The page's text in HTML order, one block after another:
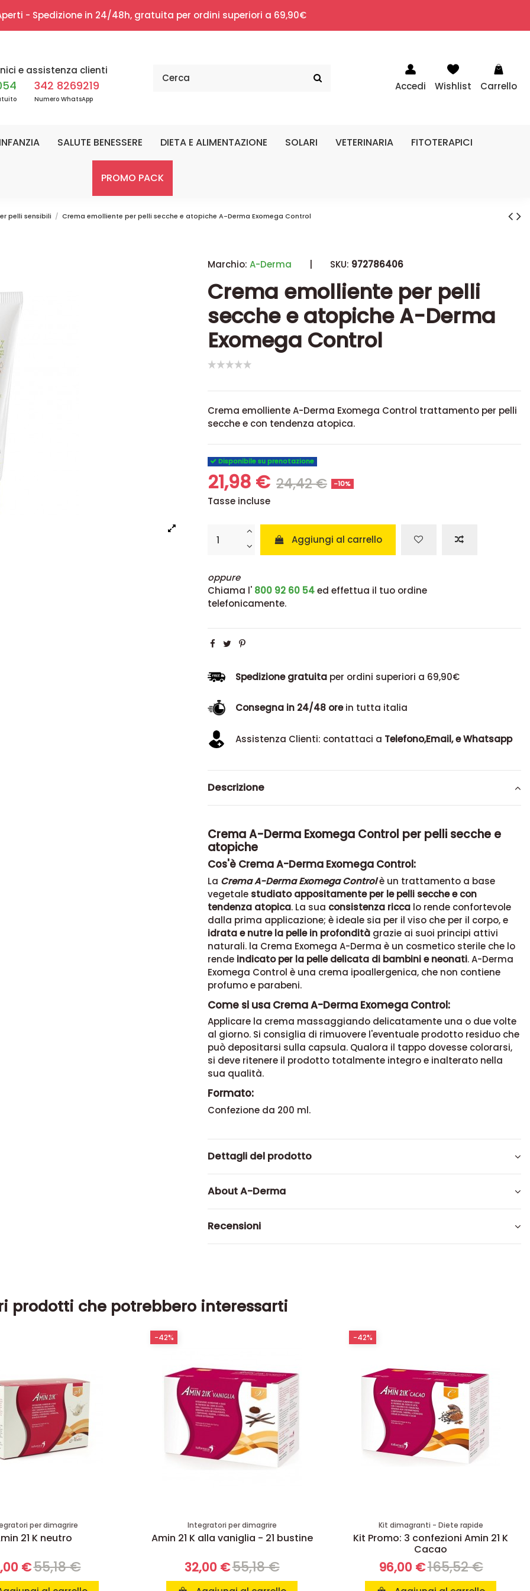
- Spedizione in 24/48h, gratuita per ordini superiori a 69,90€
e assistenza clienti
342 8269219
Numero WhatsApp
Accedi Wishlist Carrello
SALUTE BENESSERE DIETA E ALIMENTAZIONE SOLARI VETERINARIA FITOTERAPICI
PROMO PACK
pelli sensibili Crema emolliente per pelli secche e atopiche A-Derma Exomega Control
Marchio: A-Derma | SKU: 972786406
Crema emolliente per pelli
secche e atopiche A-Derma
Exomega Control
Crema emolliente A-Derma Exomega Control trattamento per pelli
secche e con tendenza atopica.
Disponibile su prenotazione
21,98 € 24,42 € -10%
Tasse incluse
Aggiungi al carrello
oppure
Chiama l' 800 92 60 54ed effettua il tuo ordine
telefonicamente.
Spedizione gratuitaper ordini superiori a 69,90€
Consegna in 24/48 orein tutta italia
Assistenza Clienti: contattaci a Telefono,Email, e Whatsapp
Descrizione
Crema A-Derma Exomega Control per pelli secche e
atopiche
Cos'è Crema A-Derma Exomega Control:
La Crema A-Derma Exomega Controlè un trattamento a base
vegetale studiato appositamente per le pelli secche e con
tendenza atopica. La sua consistenza riccalo rende confortevole
dalla prima applicazione; è ideale sia per il viso che per il corpo, e
idrata e nutre la pelle in profonditàgrazie ai suoi principi attivi
naturali. la Crema Exomega A-Derma è un cosmetico sterile che lo
rende indicato per la pelle delicata di bambini e neonati. A-Derma
Exomega Control è una crema ipoallergenica, che non contiene
profumo e parabeni.
Come si usa Crema A-Derma Exomega Control:
Applicare la crema massaggiando delicatamente una o due volte
al giorno. Si consiglia di rimuovere l'eventuale prodotto residuo che
può depositarsi sulla capsula. Qualora il tappo dovesse colorarsi,
si deve ritenere il prodotto totalmente integro e inalterato nella
sua qualità.
Formato:
Confezione da 200 ml.
Dettagli del prodotto
About A-Derma
Recensioni
prodotti che potrebbero interessarti
per dimagrire
21 K neutro
€55,18 €
Integratori per dimagrire
Amin 21 K alla vaniglia - 21 bustine
32,00 €55,18 €
-42%
Kit dimagranti - Diete rapide
Kit Promo: 3 confezioni Amin 21 K
Cacao
96,00 €165,52 €
-42%